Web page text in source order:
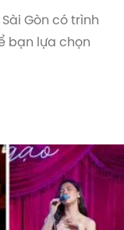
Gòn có trình
bạn lựa chọn